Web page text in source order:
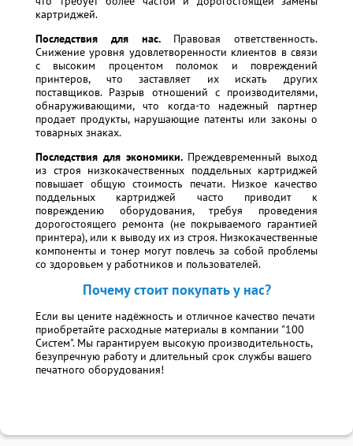
картриджей.
Последствия для нас.Правовая ответственность.
Снижение уровня удовлетворенности клиентов в связи
с высоким процентом поломок и повреждений
принтеров, что заставляет их искать других
поставщиков. Разрыв отношений с производителями,
обнаруживающими, что когда-то надежный партнер
продает продукты, нарушающие патенты или законы о
товарных знаках.
Последствия для экономики.Преждевременный выход
из строя низкокачественных поддельных картриджей
повышает общую стоимость печати. Низкое качество
поддельных картриджей часто приводит к
повреждению оборудования, требуя проведения
дорогостоящего ремонта (не покрываемого гарантией
принтера), или к выводу их из строя. Низкокачественные
компоненты и тонер могут повлечь за собой проблемы
со здоровьем у работников и пользователей.
Почему стоит покупать у нас?
Если вы цените надёжность и отличное качество печати
приобретайте расходные материалы в компании "100
Систем". Мы гарантируем высокую производительность,
безупречную работу и длительный срок службы вашего
печатного оборудования!